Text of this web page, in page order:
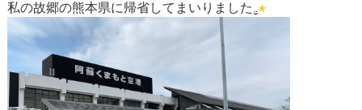
私の故郷の熊本県に帰省してまいりました